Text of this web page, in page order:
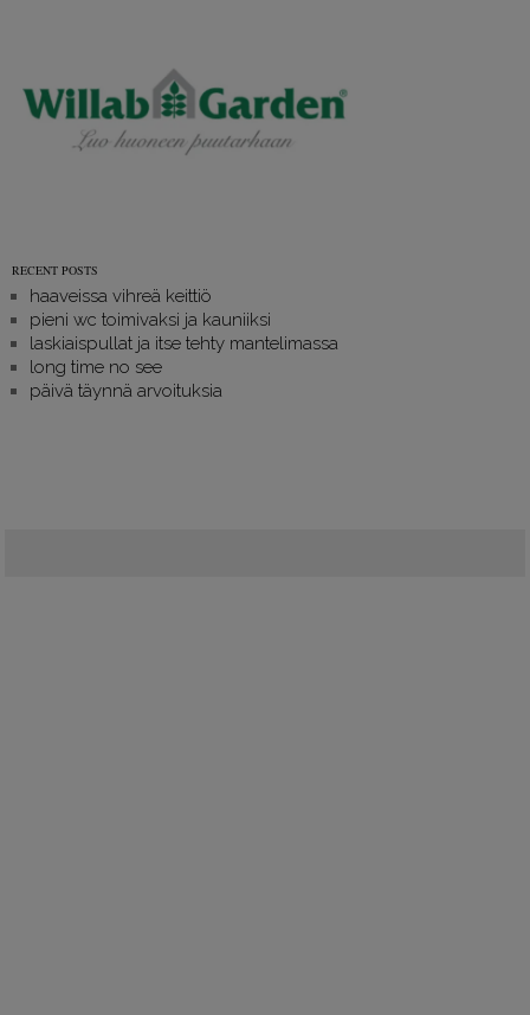
RECENT POSTS
haaveissa vihreä keittiö
pieni wc toimivaksi ja kauniiksi
laskiaispullat ja itse tehty mantelimassa
long time no see
päivä täynnä arvoituksia